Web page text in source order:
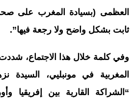
العظمى (بسيادة المغرب على
ثابت بشكل واضح ولا رجعة فيها”.
وفي كلمة خلال هذا الاجتماع،
المغربية في مونبليي، السيدة
“الشراكة القارية بين إفريقيا